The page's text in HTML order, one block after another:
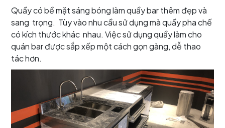
Quầy có bề mặt sáng bóng làm quầy bar thêm đẹp và
sang trọng. Tùy vào nhu cầu sử dụng mà quầy pha chế
có kích thước khác nhau. Việc sử dụng quầy làm cho
quán bar được sắp xếp một cách gọn gàng, dễ thao
tác hơn.